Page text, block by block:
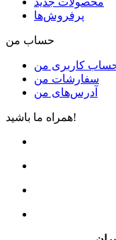
پرفروش‌ها
حساب من
کاربری من
سفارشات من
آدرس‌های من
همراه ما باشید!